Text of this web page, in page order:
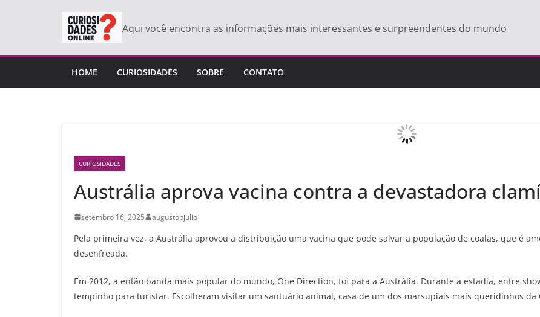
conteúdo
Aqui você encontra as informações mais interessantes e surpreendentes do mundo
HOME CURIOSIDADES SOBRE CONTATO
CURIOSIDADES
Austrália aprova vacina contra a devastadora
setembro 16, 2025 augustopjulio
Pela primeira vez, a Austrália aprovou a distribuição uma vacina que pode salvar a população de coalas, que é
desenfreada.
Em 2012, a então banda mais popular do mundo, One Direction, foi para a Austrália. Durante a estadia, entre
tempinho para turistar. Escolheram visitar um santuário animal, casa de um dos marsupiais mais queridinhos da